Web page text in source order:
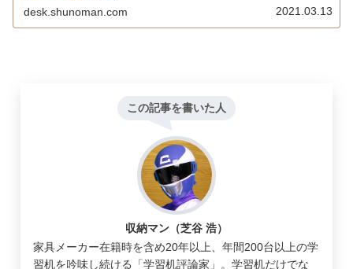
タン塗装でキズや汚れの心配が少ないという質実剛健さも
安心感があると言えるでしょう。
desk.shunoman.com 2021.03.13
この記事を書いた人
収納マン（芝谷 浩）
家具メーカー在籍時を含め20年以上、年間200台以上の学
習机を吟味し続ける「学習机評論家」。学習机だけでな